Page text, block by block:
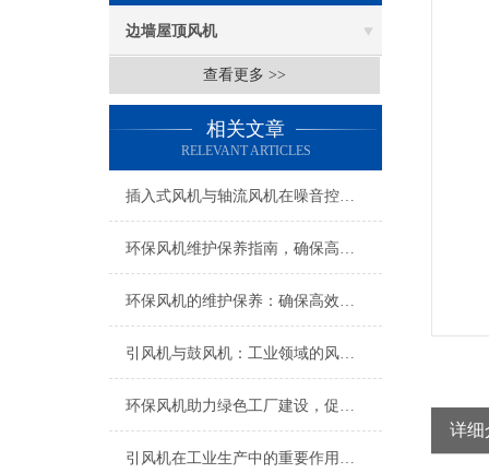
边墙屋顶风机
查看更多 >>
相关文章
RELEVANT ARTICLES
插入式风机与轴流风机在噪音控制上有何差异？
环保风机维护保养指南，确保高效稳定运行
环保风机的维护保养：确保高效运行的关键
引风机与鼓风机：工业领域的风动双子星
环保风机助力绿色工厂建设，促进节能减排
引风机在工业生产中的重要作用及发展趋势
详细